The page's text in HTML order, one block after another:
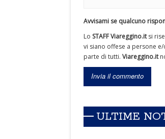
Avvisami se qualcuno
Lo STAFF Viareggino.itsi
vi siano offese a persone
parte di tutti. Viareggino.it
ULTIME